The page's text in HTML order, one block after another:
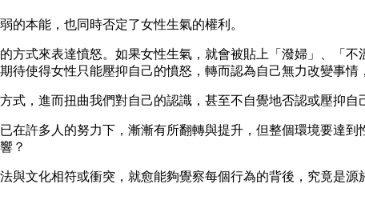
的本能，也同時否定了女性生氣的權利。
方式來表達憤怒。如果女性生氣，就會被貼上「潑婦」、「
使得女性只能壓抑自己的憤怒，轉而認為自己無力改變事情
，進而扭曲我們對自己的認識，甚至不自覺地否認或壓抑自
在許多人的努力下，漸漸有所翻轉與提升，但整個環境要達
？
與文化相符或衝突，就愈能夠覺察每個行為的背後，究竟是